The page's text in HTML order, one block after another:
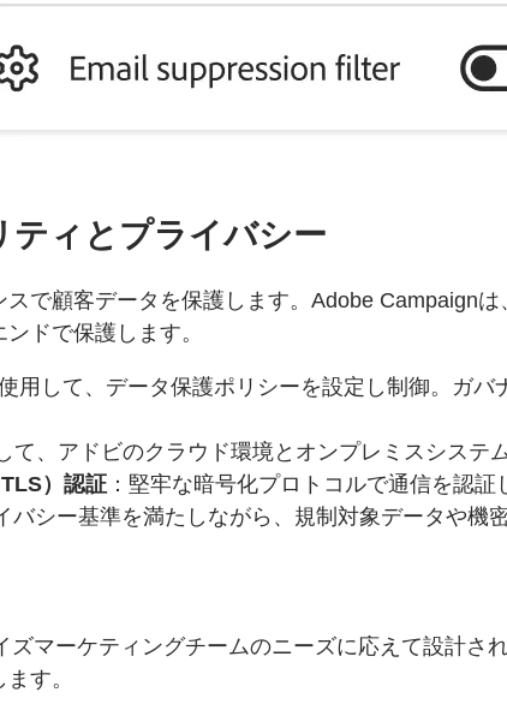
ティとプライバシー
で顧客データを保護します。Adobe Campaign
ドで保護します。
用して、データ保護ポリシーを設定し制御。ガ
、アドビのクラウド環境とオンプレミスシステ
）認証 ：堅牢な暗号化プロトコルで通信を認証
バシー基準を満たしながら、規制対象データや機
マーケティングチームのニーズに応えて設計さ
す。